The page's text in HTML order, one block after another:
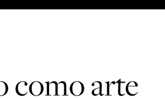
como arte